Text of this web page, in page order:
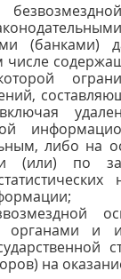
(банками)
числе
которой
либо на
и (или) по
органами и
на